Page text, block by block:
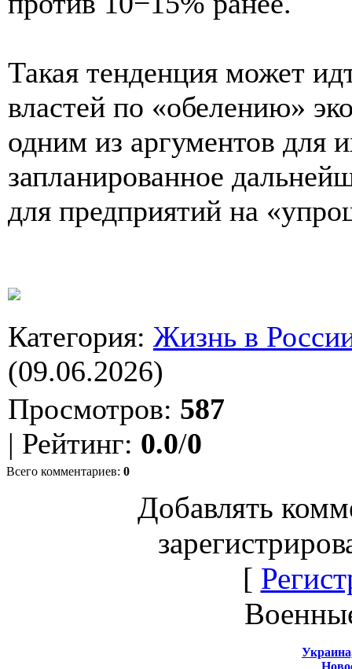
Такая тенденция может
властей по «обелению»
одним из аргументов для
запланированное
для предприятий на
Категория: Жизнь в
(09.06.2026)
Просмотров: 587
| Рейтинг: 0.0/0
Всего комментариев: 0
Добавлять
[